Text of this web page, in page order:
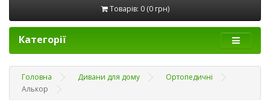
Товарів: 0 (0 грн)
Категорії
Головна Дивани для дому
Ортопедичні
Алькор